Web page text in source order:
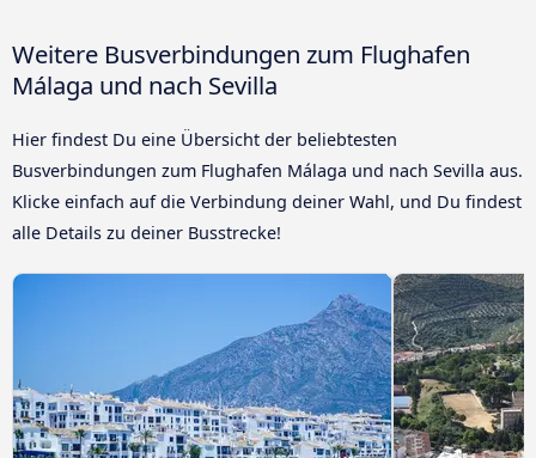
Weitere Busverbindungen zum Flughafen
Málaga und nach Sevilla
Hier findest Du eine Übersicht der beliebtesten
Busverbindungen zum Flughafen Málaga und nach Sevilla aus.
Klicke einfach auf die Verbindung deiner Wahl, und Du findest
alle Details zu deiner Busstrecke!